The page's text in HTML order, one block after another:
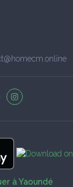
à Yaoundé